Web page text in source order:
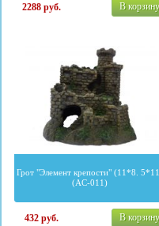
2288руб. В корзину
Грот "Элемент крепости" (11*8.
(AC-011)
432руб. В корзину